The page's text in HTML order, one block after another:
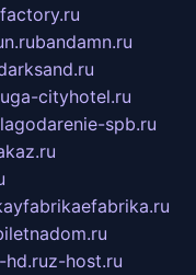
bandamn.ru
cityhotel.ru
spb.ru
hd.ruz-host.ru